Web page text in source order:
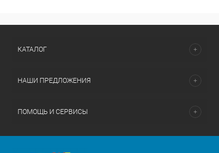
КАТАЛОГ
НАШИ ПРЕДЛОЖЕНИЯ
ПОМОЩЬ И СЕРВИСЫ